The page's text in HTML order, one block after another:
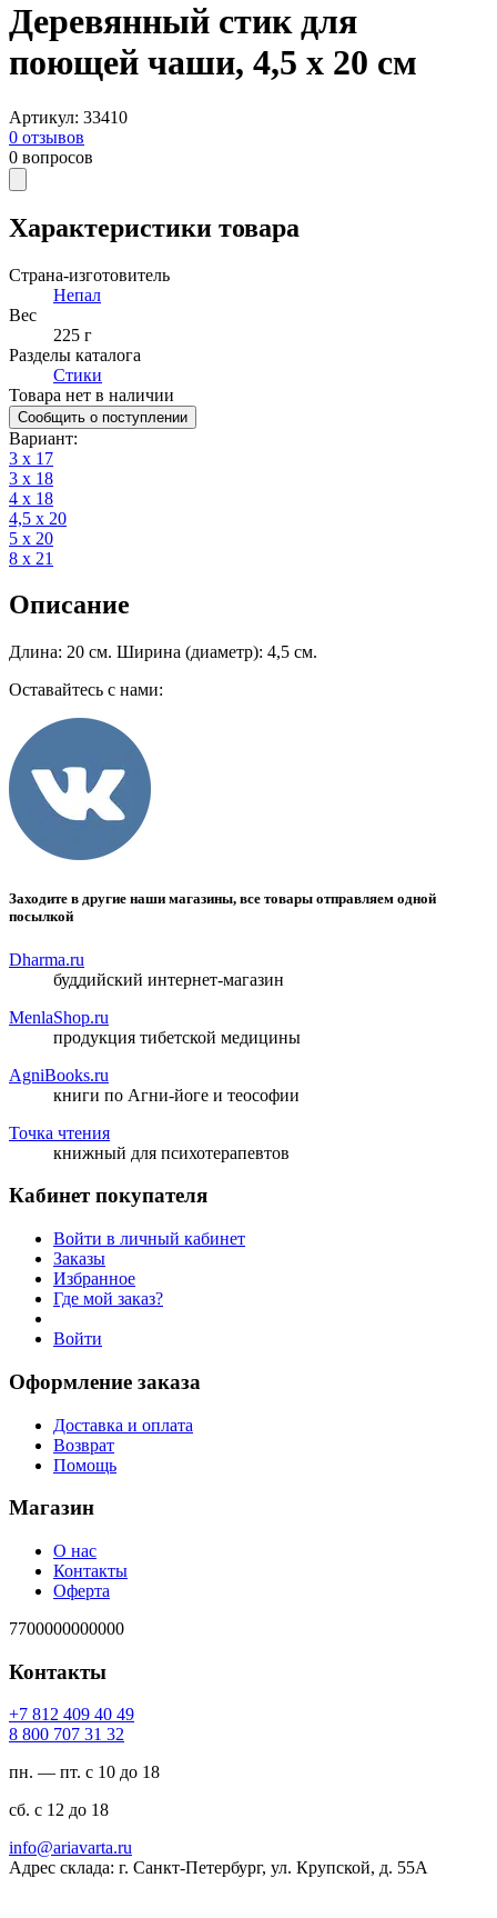
Деревянный стик для
поющей чаши, 4,5 х 20 см
Артикул: 33410
0 отзывов
0 вопросов
Характеристики товара
Страна-изготовитель
Непал
Вес
225 г
Разделы каталога
Стики
Товара нет в наличии
Сообщить о поступлении
Вариант:
3 х 17
3 х 18
4 х 18
4,5 х 20
5 х 20
8 х 21
Описание
Длина: 20 см. Ширина (диаметр): 4,5 см.
Оставайтесь с нами:
Заходите в другие наши магазины, все товары отправляем одной
посылкой
Dharma.ru
буддийский интернет-магазин
MenlaShop.ru
продукция тибетской медицины
AgniBooks.ru
книги по Агни-йоге и теософии
Точка чтения
книжный для психотерапевтов
Кабинет покупателя
Войти в личный кабинет
Заказы
Избранное
Где мой заказ?
Войти
Оформление заказа
Доставка и оплата
Возврат
Помощь
Магазин
О нас
Контакты
Оферта
7700000000000
Контакты
94 04 904 218 7+
23 13 707 008 8
пн. — пт. с 10 до 18
сб. с 12 до 18
ur.atravaira@ofni
Адрес склада: г. Санкт-Петербург, ул. Крупской, д. 55А